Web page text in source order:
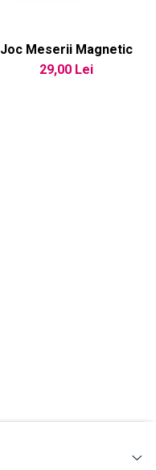
Joc Meserii Magnetic
29,00 Lei